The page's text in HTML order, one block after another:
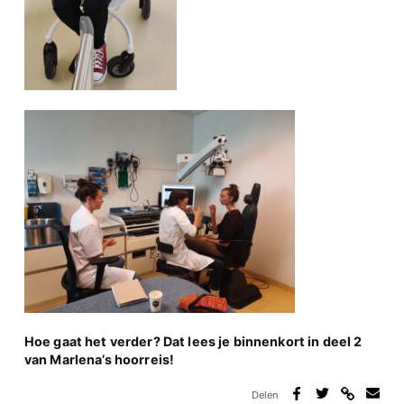
Hoe gaat het verder? Dat lees je binnenkort in deel 2
van Marlena’s hoorreis!
Delen